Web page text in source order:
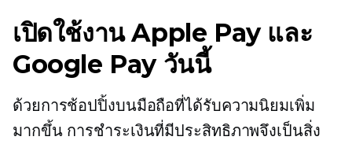
เปิดใช้งาน Apple Pay และ
Google Pay วันนี้
ด้วยการช้อปปิ้งบนมือถือที่ได้รับความนิยมเพิ่ม
มากขึ้น การชำระเงินที่มีประสิทธิภาพจึงเป็นสิ่ง